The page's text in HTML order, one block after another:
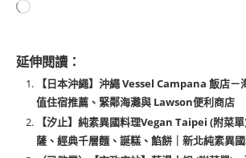
延伸閱讀：
【日本沖繩】沖繩 Vessel Campana 飯店－
值住宿推薦、緊鄰海灘與 Lawson便利商店
【汐止】純素異國料理Vegan Taipei (附菜
薩、經典千層麵、誕糕、餡餅｜新北純素異